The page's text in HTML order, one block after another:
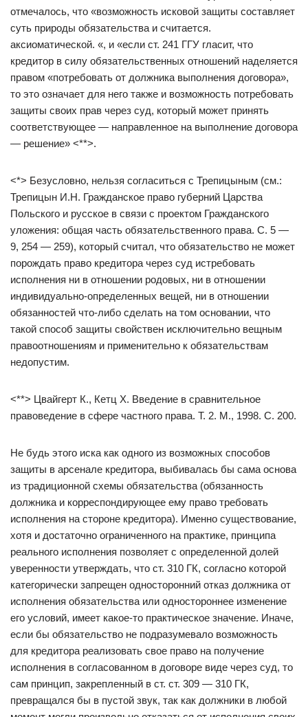
отмечалось, что «возможность исковой защиты составляет
суть природы обязательства и считается.
аксиоматической. «, и «если ст. 241 ГГУ гласит, что
кредитор в силу обязательственных отношений наделяется
правом «потребовать от должника выполнения договора»,
то это означает для него также и возможность потребовать
защиты своих прав через суд, который может принять
соответствующее — направленное на выполнение договора
— решение» <**>.
<*> Безусловно, нельзя согласиться с Трепицыным (см.:
Трепицын И.Н. Гражданское право губерний Царства
Польского и русское в связи с проектом Гражданского
уложения: общая часть обязательственного права. С. 5 —
9, 254 — 259), который считал, что обязательство не может
порождать право кредитора через суд истребовать
исполнения ни в отношении родовых, ни в отношении
индивидуально-определенных вещей, ни в отношении
обязанностей что-либо сделать на том основании, что
такой способ защиты свойствен исключительно вещным
правоотношениям и применительно к обязательствам
недопустим.
<**> Цвайгерт К., Кетц Х. Введение в сравнительное
правоведение в сфере частного права. Т. 2. М., 1998. С. 200.
Не будь этого иска как одного из возможных способов
защиты в арсенале кредитора, выбивалась бы сама основа
из традиционной схемы обязательства (обязанность
должника и корреспондирующее ему право требовать
исполнения на стороне кредитора). Именно существование,
хотя и достаточно ограниченного на практике, принципа
реального исполнения позволяет с определенной долей
уверенности утверждать, что ст. 310 ГК, согласно которой
категорически запрещен односторонний отказ должника от
исполнения обязательства или одностороннее изменение
его условий, имеет какое-то практическое значение. Иначе,
если бы обязательство не подразумевало возможность
для кредитора реализовать свое право на получение
исполнения в согласованном в договоре виде через суд, то
сам принцип, закрепленный в ст. ст. 309 — 310 ГК,
превращался бы в пустой звук, так как должники в любой